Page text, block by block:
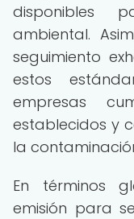
disponibles
ambiental.
seguimiento
estos
empresas
establecidos y
la
En términos
emisión para